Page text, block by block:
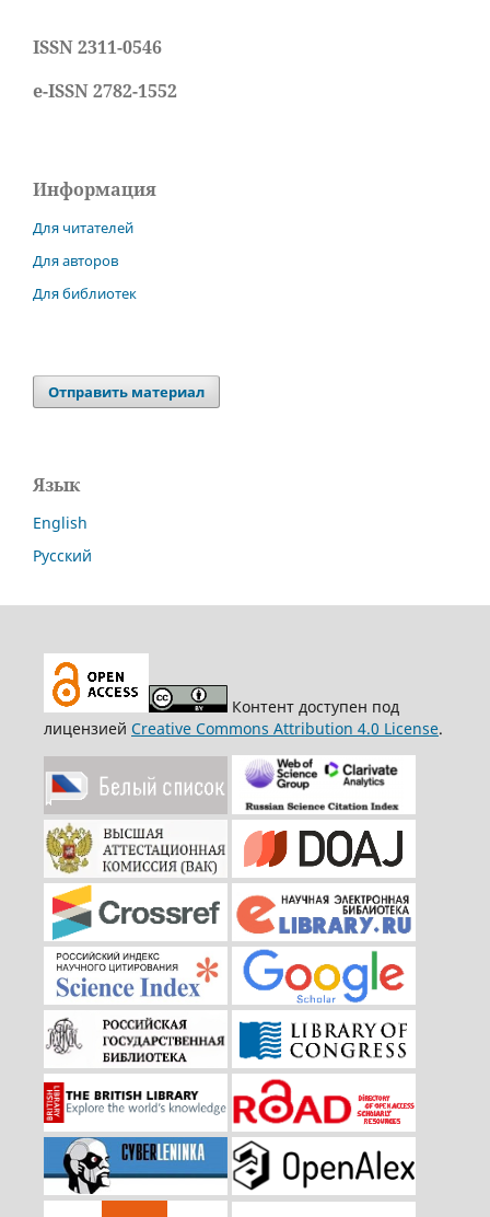
ISSN 2311-0546
e-ISSN 2782-1552
Информация
Для читателей
Для авторов
Для библиотек
Отправить материал
Язык
English
Русский
Контент доступен под
лицензией Creative Commons Attribution 4.0 License.